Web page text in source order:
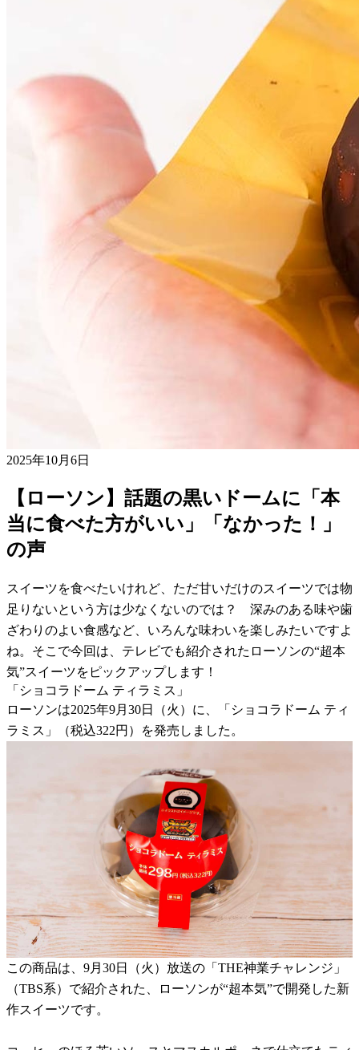
2025年10月6日
【ローソン】話題の黒いドームに「本
当に食べた方がいい」「なかった！」
の声
スイーツを食べたいけれど、ただ甘いだけのスイーツでは物
足りないという方は少なくないのでは？ 深みのある味や歯
ざわりのよい食感など、いろんな味わいを楽しみたいですよ
ね。そこで今回は、テレビでも紹介されたローソンの“超本
気”スイーツをピックアップします！
「ショコラドーム ティラミス」
ローソンは2025年9月30日（火）に、「ショコラドーム ティ
ラミス」（税込322円）を発売しました。
この商品は、9月30日（火）放送の「THE神業チャレンジ」
（TBS系）で紹介された、ローソンが“超本気”で開発した新
作スイーツです。